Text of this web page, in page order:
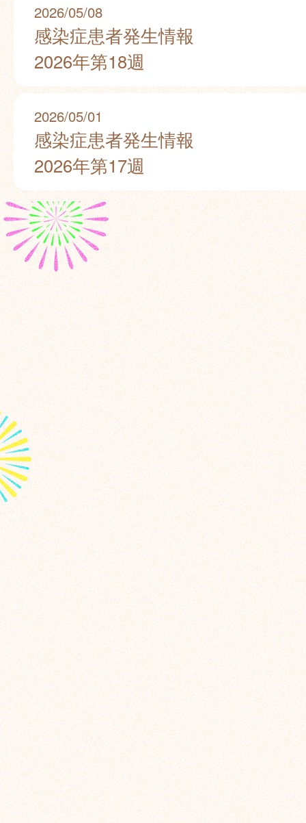
2026/05/08
感染症患者発生情報
2026年第18週
2026/05/01
感染症患者発生情報
2026年第17週